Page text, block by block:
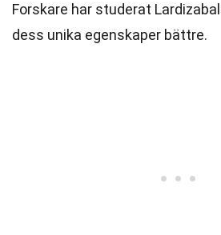
Forskare har studerat
dess unika egenskaper bättre.